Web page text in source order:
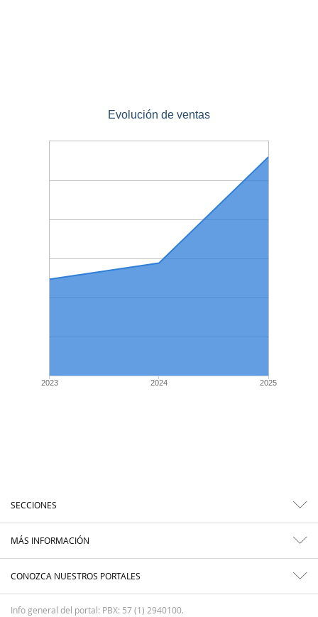
Evolución de ventas
2023 2024 2025
SECCIONES
MÁS INFORMACIÓN
CONOZCA NUESTROS PORTALES
Info general del portal: PBX: 57 (1) 2940100.